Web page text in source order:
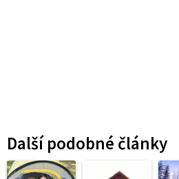
Další podobné články